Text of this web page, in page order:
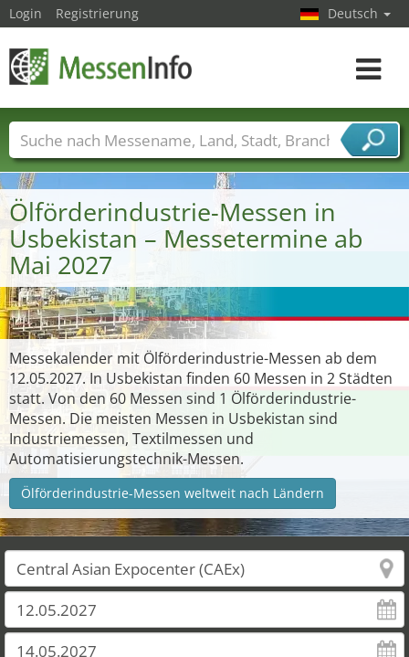
Ölförderindustrie-Messen in
Usbekistan – Messetermine ab
Mai 2027
Messekalender mit Ölförderindustrie-Messen ab dem
12.05.2027. In Usbekistan finden 60 Messen in 2 Städten
statt. Von den 60 Messen sind 1 Ölförderindustrie-
Messen. Die meisten Messen in Usbekistan sind
Industriemessen, Textilmessen und
Automatisierungstechnik-Messen.
Ölförderindustrie-Messen weltweit nach Ländern
Login Registrierung Deutsch
Toggle
Messenamen Länder Städte
Branchen
Dienstleisterbranchen